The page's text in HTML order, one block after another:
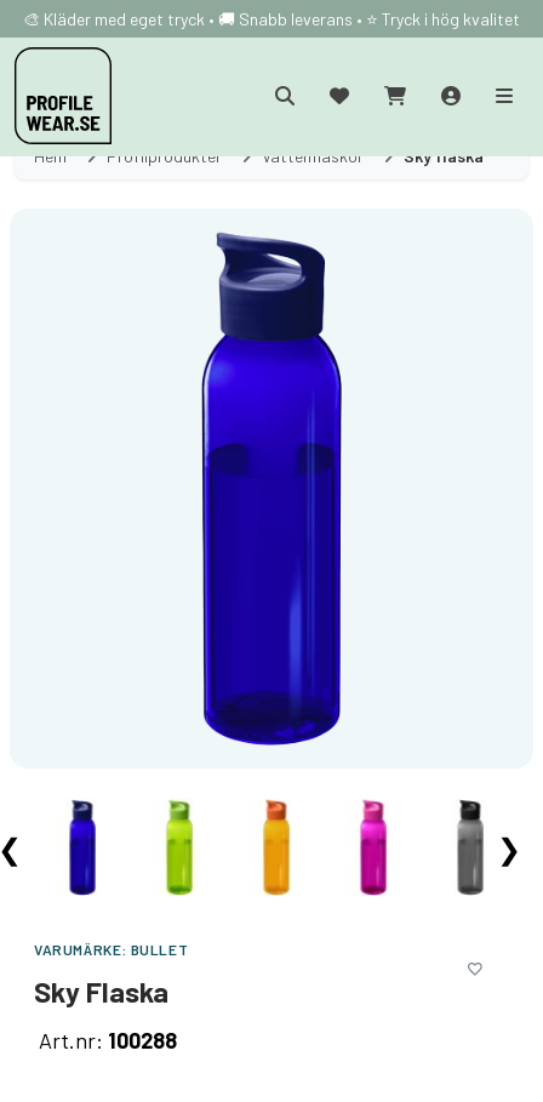
🎨 Kläder med eget tryck • 🚚 Snabb leverans • ⭐ Tryck i hög kvalitet
Hem Profilprodukter Vattenflaskor Sky flaska
❯
VARUMÄRKE: BULLET
Sky Flaska
Art.nr: 100288